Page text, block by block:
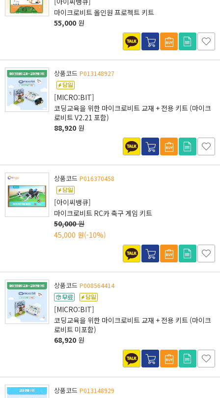
마이크로비트 올인원 프로젝트 키트
55,000 원
상품코드 P013148927
[MICRO:BIT]
코딩교육을 위한 마이크로비트 교재 + 전용 키트 (마이크
로비트 V2.21 포함)
88,920 원
상품코드 P016370458
[아이씨뱅큐]
마이크로비트 RC카 축구 게임 키트
50,000원
45,000 원(-10%)
상품코드 P008564414
[MICRO:BIT]
코딩교육을 위한 마이크로비트 교재 + 전용 키트 (마이크
로비트 미포함)
68,920 원
상품코드 P013148929